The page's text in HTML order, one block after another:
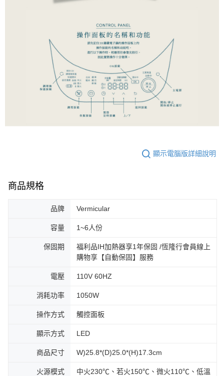
顯示電腦版詳細說明
商品規格
品牌 Vermicular
容量 1~6人份
保固期
福利品IH加熱器享1年保固 /恆隆行會員線上
購物享【自動保固】服務
電壓 110V 60HZ
消耗功率 1050W
操作方式 觸控面板
顯示方式 LED
商品尺寸 W)25.8*(D)25.0*(H)17.3cm
火源模式
中火230℃、若火150℃、微火110℃、低溫